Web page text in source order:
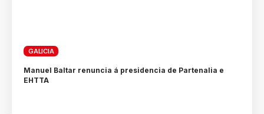
GALICIA
Manuel Baltar renuncia á presidencia de Partenalia e
EHTTA